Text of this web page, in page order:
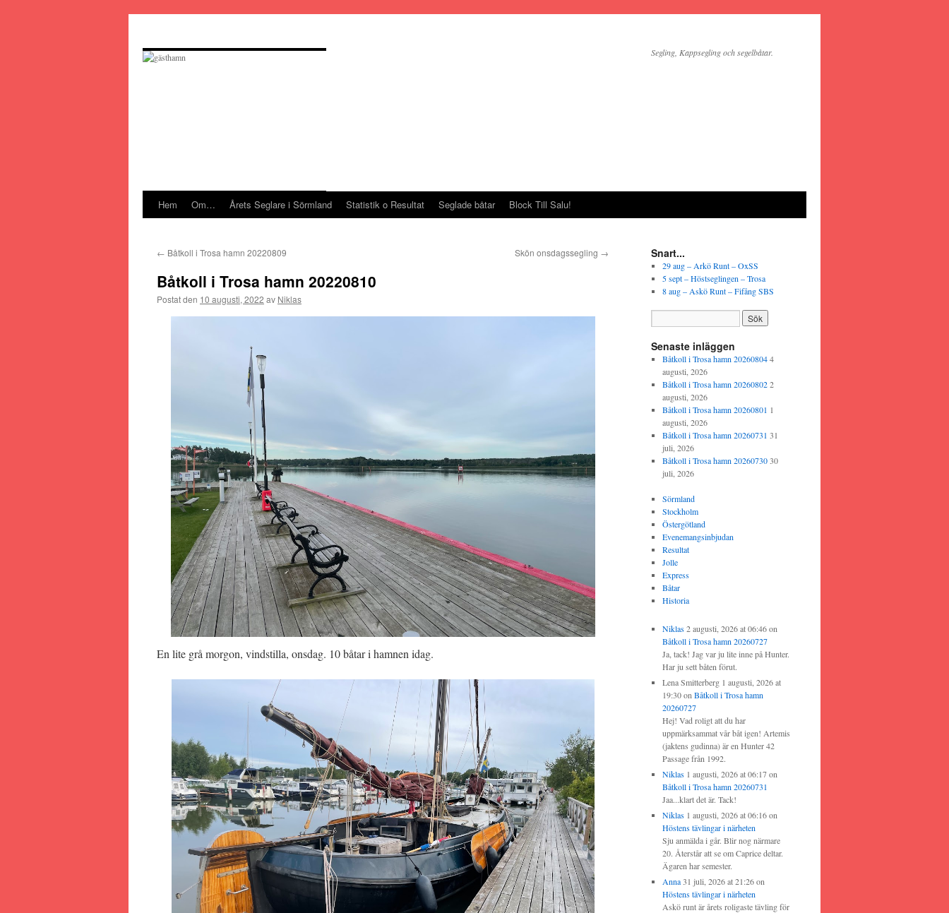
innehåll
Segling, Kappsegling och segelbåtar.
Hem Om… Årets Seglare i Sörmland Statistik o Resultat Seglade båtar Block Till Salu!
← Båtkoll i Trosa hamn 20220809 Skön onsdagssegling →
Båtkoll i Trosa hamn 20220810
Postat den 10 augusti, 2022 av Niklas
En lite grå morgon, vindstilla, onsdag. 10 båtar i hamnen idag.
Snart...
29 aug – Arkö Runt – OxSS
5 sept – Höstseglingen – Trosa
8 aug – Askö Runt – Fifång SBS
Senaste inläggen
Båtkoll i Trosa hamn 20260804 4
augusti, 2026
Båtkoll i Trosa hamn 20260802 2
augusti, 2026
Båtkoll i Trosa hamn 20260801 1
augusti, 2026
Båtkoll i Trosa hamn 20260731 31
juli, 2026
Båtkoll i Trosa hamn 20260730 30
juli, 2026
Sörmland
Stockholm
Östergötland
Evenemangsinbjudan
Resultat
Jolle
Express
Båtar
Historia
Niklas2 augusti, 2026 at 06:46on
Båtkoll i Trosa hamn 20260727
Ja, tack! Jag var ju lite inne på Hunter.
Har ju sett båten förut.
Lena Smitterberg1 augusti, 2026 at
19:30on Båtkoll i Trosa hamn
20260727
Hej! Vad roligt att du har
uppmärksammat vår båt igen! Artemis
(jaktens gudinna) är en Hunter 42
Passage från 1992.
Niklas1 augusti, 2026 at 06:17on
Båtkoll i Trosa hamn 20260731
Jaa...klart det är. Tack!
Niklas1 augusti, 2026 at 06:16on
Höstens tävlingar i närheten
Sju anmälda i går. Blir nog närmare
20. Återstår att se om Caprice deltar.
Ägaren har semester.
Anna31 juli, 2026 at 21:26on
Höstens tävlingar i närheten
Askö runt är årets roligaste tävling för